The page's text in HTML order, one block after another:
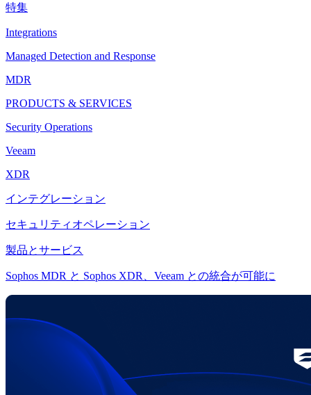
特集
Integrations
Managed Detection and Response
MDR
PRODUCTS & SERVICES
Security Operations
Veeam
XDR
インテグレーション
セキュリティオペレーション
製品とサービス
Sophos MDR と Sophos XDR、Veeam との統合が可能に